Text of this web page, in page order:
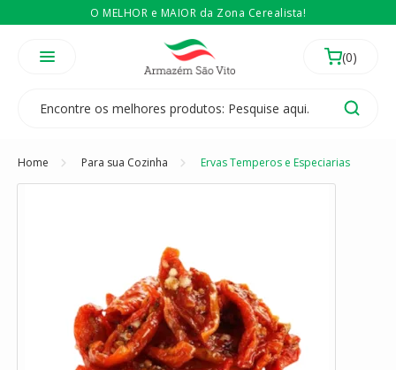
O MELHOR e MAIOR da Zona Cerealista!
Temos 3 lojas físicas na Zona Cerealista de São Paulo!
É revendedor? EntãoCompre no atacado
Home Para sua Cozinha Ervas Temperos e Especiarias